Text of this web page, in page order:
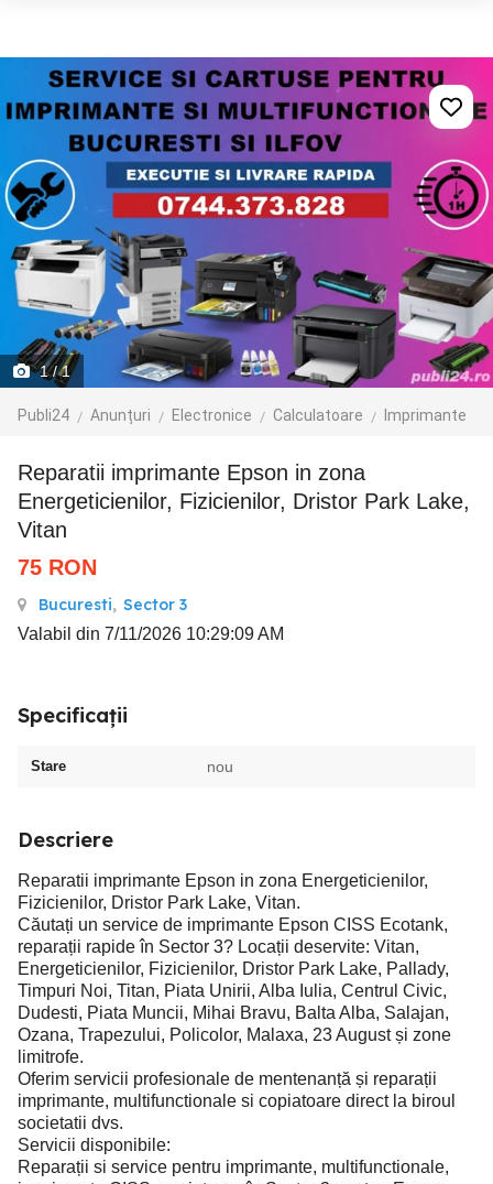
1/ 1
Publi24 Anunțuri Electronice Calculatoare Imprimante
Reparatii imprimante Epson in zona
Energeticienilor, Fizicienilor, Dristor Park Lake,
Vitan
75 RON
Bucuresti, Sector 3
Valabil din 7/11/2026 10:29:09 AM
Specificații
Stare nou
Descriere
Reparatii imprimante Epson in zona Energeticienilor,
Fizicienilor, Dristor Park Lake, Vitan.
Căutați un service de imprimante Epson CISS Ecotank,
reparații rapide în Sector 3? Locații deservite: Vitan,
Energeticienilor, Fizicienilor, Dristor Park Lake, Pallady,
Timpuri Noi, Titan, Piata Unirii, Alba Iulia, Centrul Civic,
Dudesti, Piata Muncii, Mihai Bravu, Balta Alba, Salajan,
Ozana, Trapezului, Policolor, Malaxa, 23 August și zone
limitrofe.
Oferim servicii profesionale de mentenanță și reparații
imprimante, multifunctionale si copiatoare direct la biroul
societatii dvs.
Servicii disponibile:
Reparații si service pentru imprimante, multifunctionale,